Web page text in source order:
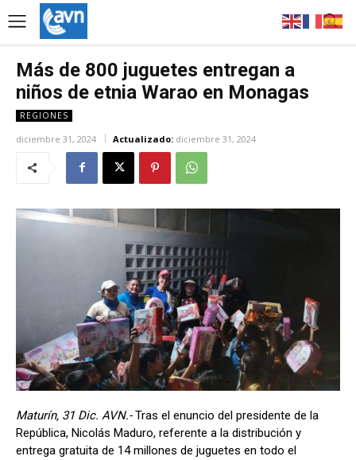
Más de 800 juguetes entregan a
niños de etnia Warao en Monagas
REGIONES
diciembre 31, 2024 Actualizado: diciembre 31, 2024
Maturín, 31 Dic. AVN.-Tras el enuncio del presidente de la
República, Nicolás Maduro, referente a la distribución y
entrega gratuita de 14 millones de juguetes en todo el